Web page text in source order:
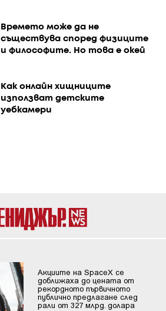
Времето може да не
съществува според физиците
и философите. Но това е окей
Как онлайн хищниците
използват детските
уебкамери
Акциите на SpaceX се
доближаха до цената от
рекордното първичното
публично предлагане след
рали от 327 млрд. долара